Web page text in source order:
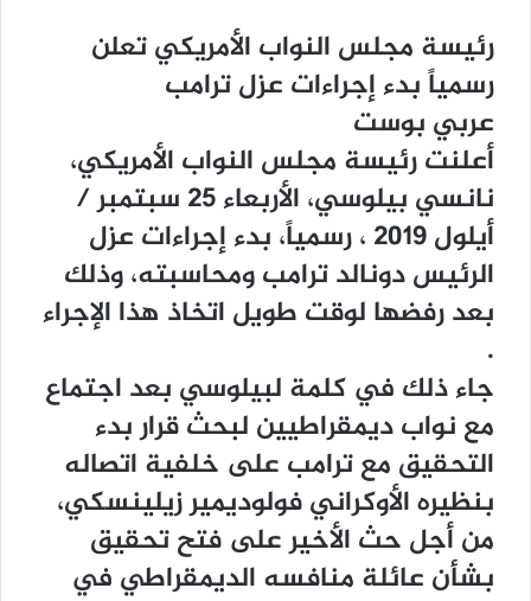
ﺭﺋﻴﺴﺔ ﻣﺠﻠﺲ ﺍﻟﻨﻮﺍﺏ ﺍﻷﻣﺮﻳﻜﻲ ﺗﻌﻠﻦ
ﺭﺳﻤﻴﺎً ﺑﺪﺀ ﺇﺟﺮﺍﺀﺍﺕ ﻋﺰﻝ ﺗﺮﺍﻣﺐ
عرﺑﻲ ﺑﻮﺳﺖ
ﺃﻋﻠﻨﺖ ﺭﺋﻴﺴﺔ ﻣﺠﻠﺲ ﺍﻟﻨﻮﺍﺏ ﺍﻷﻣﺮﻳﻜﻲ،
ﻧﺎﻧﺴﻲ ﺑﻴﻠﻮﺳﻲ، ﺍﻷﺭﺑﻌﺎﺀ 25 ﺳﺒﺘﻤﺒﺮ /
ﺃﻳﻠﻮﻝ 2019 ، ﺭﺳﻤﻴﺎً، ﺑﺪﺀ ﺇﺟﺮﺍﺀﺍﺕ ﻋﺰﻝ
ﺍﻟﺮﺋﻴﺲ ﺩﻭﻧﺎﻟﺪ ﺗﺮﺍﻣﺐ ﻭﻣﺤﺎﺳﺒﺘﻪ، ﻭﺫﻟﻚ
ﺑﻌﺪ ﺭﻓﻀﻬﺎ ﻟﻮﻗﺖ ﻃﻮﻳﻞ ﺍﺗﺨﺎﺫ ﻫﺬﺍ ﺍﻹﺟﺮﺍﺀ
.
ﺟﺎﺀ ﺫﻟﻚ ﻓﻲ ﻛﻠﻤﺔ ﻟﺒﻴﻠﻮﺳﻲ ﺑﻌﺪ ﺍﺟﺘﻤﺎﻉ
ﻣﻊ ﻧﻮﺍﺏ ﺩﻳﻤﻘﺮﺍﻃﻴﻴﻦ ﻟﺒﺤﺚ ﻗﺮﺍﺭ ﺑﺪﺀ
ﺍﻟﺘﺤﻘﻴﻖ ﻣﻊ ﺗﺮﺍﻣﺐ ﻋﻠﻰ ﺧﻠﻔﻴﺔ ﺍﺗﺼﺎﻟﻪ
ﺑﻨﻈﻴﺮﻩ ﺍﻷﻭﻛﺮﺍﻧﻲ ﻓﻮﻟﻮﺩﻳﻤﻴﺮ ﺯﻳﻠﻴﻨﺴﻜﻲ،
ﻣﻦ ﺃﺟﻞ ﺣﺚ ﺍﻷﺧﻴﺮ ﻋﻠﻰ ﻓﺘﺢ ﺗﺤﻘﻴﻖ
ﺑﺸﺄﻥ ﻋﺎﺋﻠﺔ ﻣﻨﺎﻓﺴﻪ ﺍﻟﺪﻳﻤﻘﺮﺍﻃﻲ ﻓﻲ